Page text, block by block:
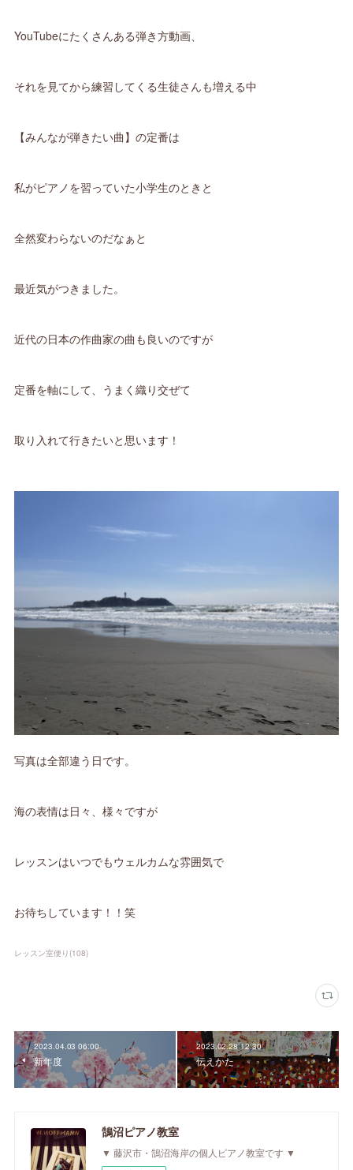
YouTubeにたくさんある弾き方動画、
それを見てから練習してくる生徒さんも増える中
【みんなが弾きたい曲】の定番は
私がピアノを習っていた小学生のときと
全然変わらないのだなぁと
最近気がつきました。
近代の日本の作曲家の曲も良いのですが
定番を軸にして、うまく織り交ぜて
取り入れて行きたいと思います！
写真は全部違う日です。
海の表情は日々、様々ですが
レッスンはいつでもウェルカムな雰囲気で
お待ちしています！！笑
レッスン室便り (108)
2023.04.03 06:00
新年度
2023.02.28 12:30
伝えかた
鵠沼ピアノ教室
▼ 藤沢市・鵠沼海岸の個人ピアノ教室です ▼